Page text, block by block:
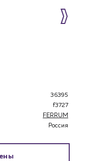
36395
f3727
FERRUM
Россия